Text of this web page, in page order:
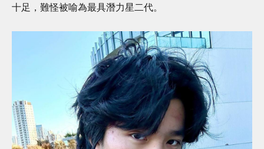
十足，難怪被喻為最具潛力星二代。